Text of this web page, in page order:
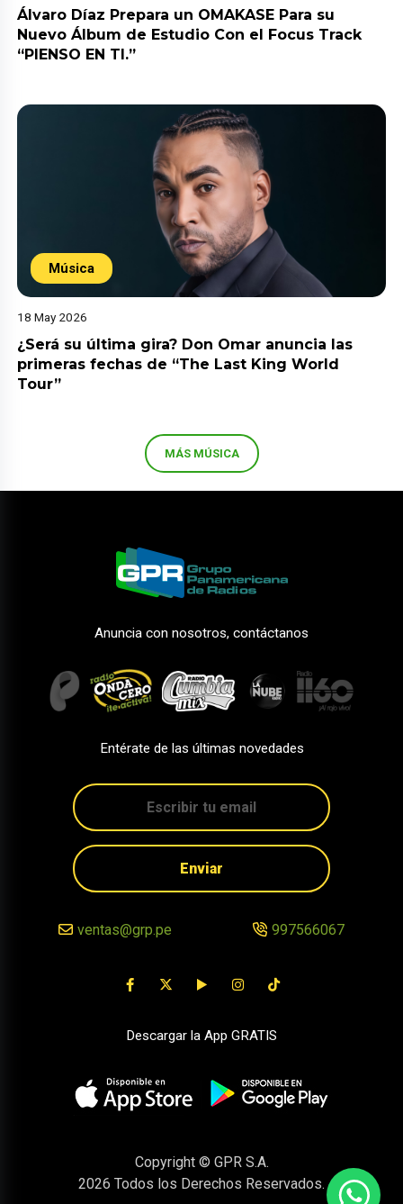
Álvaro Díaz Prepara un OMAKASE Para su
Nuevo Álbum de Estudio Con el Focus Track
“PIENSO EN TI.”
Música
18 May 2026
¿Será su última gira? Don Omar anuncia las
primeras fechas de “The Last King World
Tour”
MÁS MÚSICA
Anuncia con nosotros, contáctanos
Entérate de las últimas novedades
Enviar
ventas@grp.pe 997566067
Descargar la App GRATIS
Copyright © GPR S.A.
2026 Todos los Derechos Reservados.